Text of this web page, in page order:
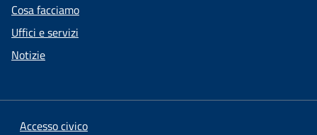
Cosa facciamo
Uffici e servizi
Notizie
Accesso civico